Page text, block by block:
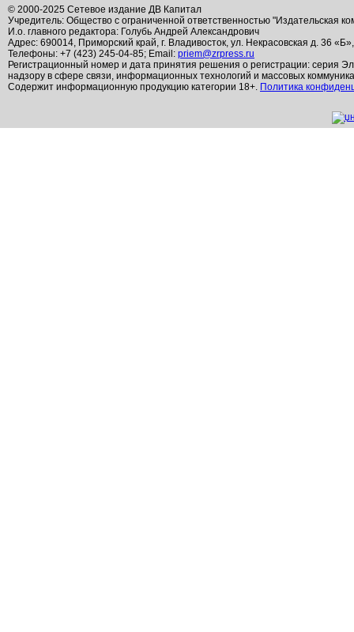
© 2000-2025 Сетевое издание ДВ Капитал
Учредитель: Общество с ограниченной ответственностью "Издательская
И.о. главного редактора: Голубь Андрей Александрович
Адрес: 690014, Приморский край, г. Владивосток, ул. Некрасовская д. 36
Телефоны: +7 (423) 245-04-85; Email: priem@zrpress.ru
Регистрационный номер и дата принятия решения о регистрации: серия
надзору в сфере связи, информационных технологий и массовых
Содержит информационную продукцию категории 18+. Политика